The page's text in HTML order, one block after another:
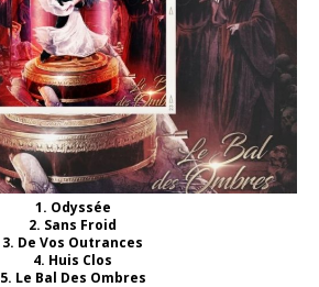
1. Odyssée
2. Sans Froid
3. De Vos Outrances
4. Huis Clos
5. Le Bal Des Ombres